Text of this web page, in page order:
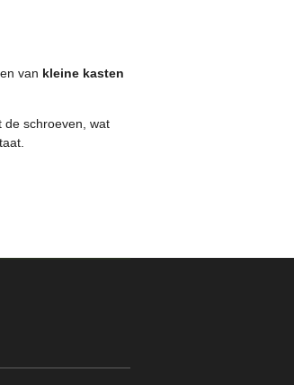
van kleine kasten
de schroeven, wat